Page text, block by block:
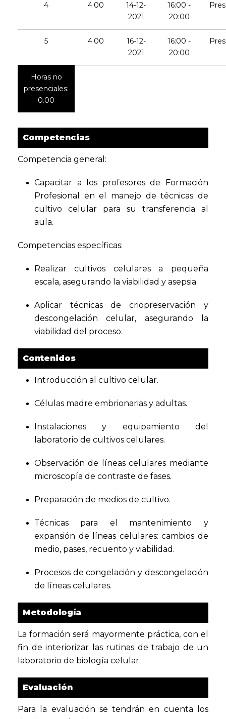
4 4.00
14-12-
2021
16:00 -
20:00
5 4.00
16-12-
2021
16:00 -
20:00
Horas no
presenciales:
0.00
Competencias
Competencia general:
Capacitar a los profesores de Formación
Profesional en el manejo de técnicas de
cultivo celular para su transferencia al
aula.
Competencias específicas:
Realizar cultivos celulares a pequeña
escala, asegurando la viabilidad y asepsia.
Aplicar técnicas de criopreservación y
descongelación celular, asegurando la
viabilidad del proceso.
Contenidos
Introducción al cultivo celular.
Células madre embrionarias y adultas.
Instalaciones y equipamiento del
laboratorio de cultivos celulares.
Observación de líneas celulares mediante
microscopía de contraste de fases.
Preparación de medios de cultivo.
Técnicas para el mantenimiento y
expansión de líneas celulares: cambios de
medio, pases, recuento y viabilidad.
Procesos de congelación y descongelación
de líneas celulares.
Metodología
La formación será mayormente práctica, con el
fin de interiorizar las rutinas de trabajo de un
laboratorio de biología celular.
Evaluación
Para la evaluación se tendrán en cuenta los